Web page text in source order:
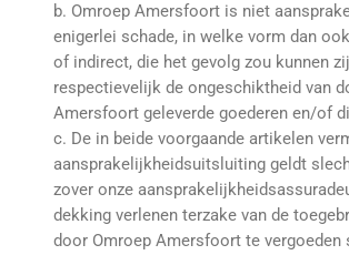
b. Omroep Amersfoort is niet
enigerlei schade, in welke vorm dan
of indirect, die het gevolg zou kunnen
respectievelijk de ongeschiktheid van
Amersfoort geleverde goederen en/of
c. De in beide voorgaande artikelen
aansprakelijkheidsuitsluiting geldt
zover onze
dekking verlenen terzake van de
door Omroep Amersfoort te vergoeden